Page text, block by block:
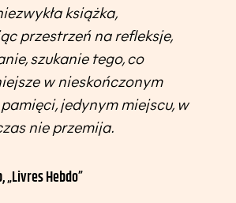
książka,
przestrzeń na refleksje,
szukanie tego, co
w nieskończonym
jedynym miejscu, w
nie przemija.
„Livres Hebdo”